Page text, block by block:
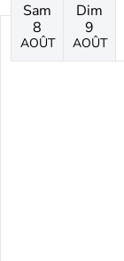
Sam
8
AOÛT
Dim
9
AOÛT